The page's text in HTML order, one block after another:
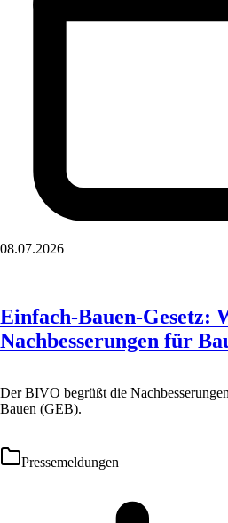
08.07.2026
Einfach-Bauen-Gesetz:
Nachbesserungen für
Der BIVO begrüßt die
Bauen (GEB).
Pressemeldungen